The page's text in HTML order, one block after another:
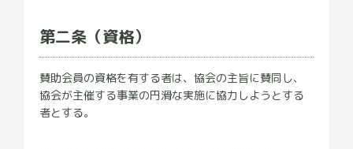
第二条（資格）
賛助会員の資格を有する者は、協会の主旨に賛同し、
協会が主催する事業の円滑な実施に協力しようとする
者とする。